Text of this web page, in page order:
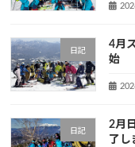
日記
4月
始
日記
2月
了し